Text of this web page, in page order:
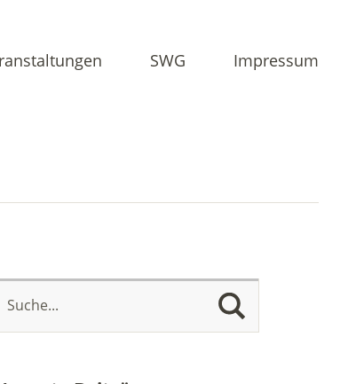
SWG Impressum